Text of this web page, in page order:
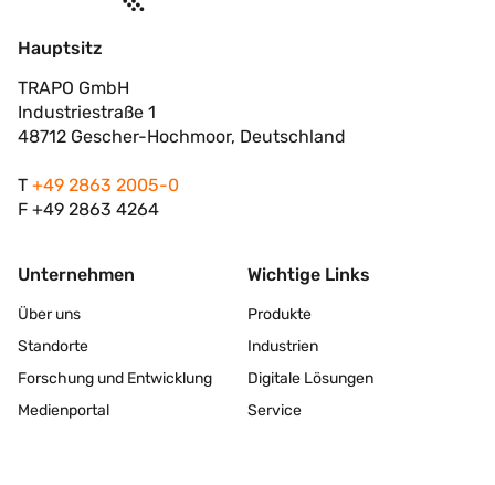
Hauptsitz
TRAPO GmbH
Industriestraße 1
48712 Gescher-Hochmoor, Deutschland
T +49 2863 2005-0
F +49 2863 4264
Unternehmen
Über uns
Standorte
Forschung und Entwicklung
Medienportal
Wichtige Links
Produkte
Industrien
Digitale Lösungen
Service